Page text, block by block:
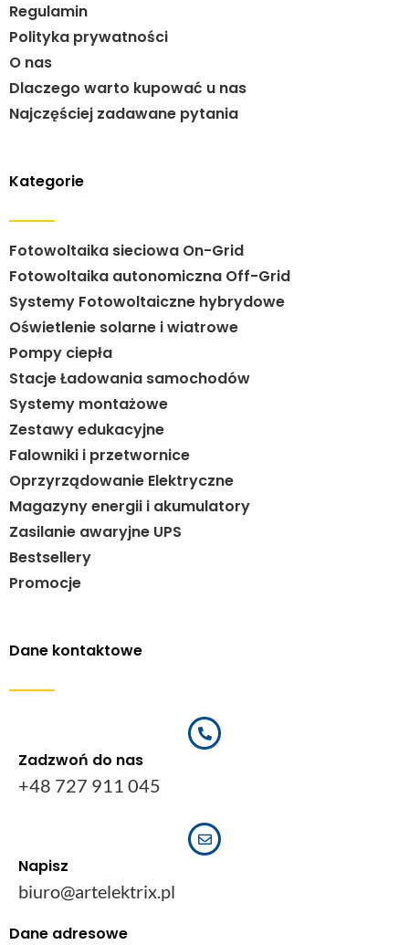
Regulamin
Polityka prywatności
O nas
Dlaczego warto kupować u nas
Najczęściej zadawane pytania
Kategorie
Fotowoltaika sieciowa On-Grid
Fotowoltaika autonomiczna Off-Grid
Systemy Fotowoltaiczne hybrydowe
Oświetlenie solarne i wiatrowe
Pompy ciepła
Stacje Ładowania samochodów
Systemy montażowe
Zestawy edukacyjne
Falowniki i przetwornice
Oprzyrządowanie Elektryczne
Magazyny energii i akumulatory
Zasilanie awaryjne UPS
Bestsellery
Promocje
Dane kontaktowe
Zadzwoń do nas
+48 727 911 045
Napisz
biuro@artelektrix.pl
Dane adresowe